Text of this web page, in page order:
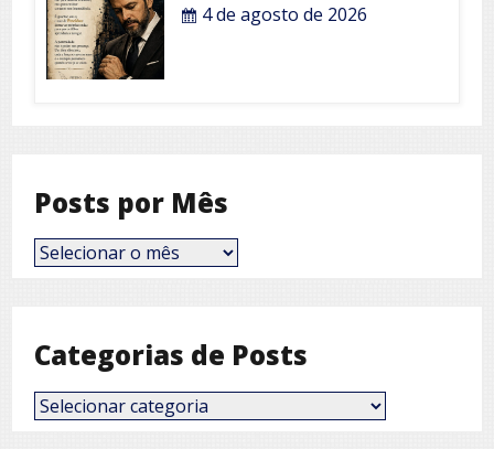
4 de agosto de 2026
Posts por Mês
Posts
por
Categorias de Posts
Categorias
de